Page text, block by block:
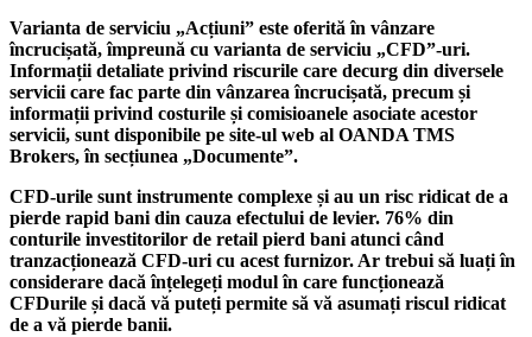
Varianta de serviciu „Acțiuni” este oferită în vânzare
încrucișată, împreună cu varianta de serviciu „CFD”-uri.
Informații detaliate privind riscurile care decurg din diversele
servicii care fac parte din vânzarea încrucișată, precum și
informații privind costurile și comisioanele asociate acestor
servicii, sunt disponibile pe site-ul web al OANDA TMS
Brokers, în secțiunea „Documente”.
CFD-urile sunt instrumente complexe și au un risc ridicat de a
pierde rapid bani din cauza efectului de levier. 76% din
conturile investitorilor de retail pierd bani atunci când
tranzacționează CFD-uri cu acest furnizor. Ar trebui să luați în
considerare dacă înțelegeți modul în care funcționează
CFDurile și dacă vă puteți permite să vă asumați riscul ridicat
de a vă pierde banii.